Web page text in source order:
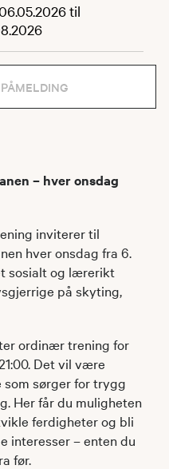
til
– hver onsdag
inviterer til
hver onsdag fra 6.
sosialt og lærerikt
på skyting,
ordinær trening for
Det vil være
sørger for trygg
Her får du muligheten
ferdigheter og bli
interesser – enten du
før.